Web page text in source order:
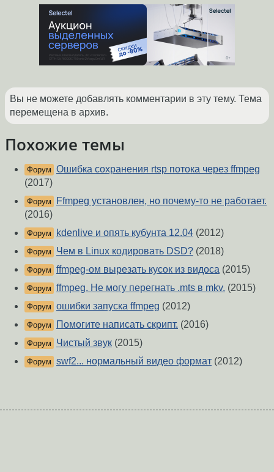
Вы не можете добавлять комментарии в эту тему. Тема
перемещена в архив.
Похожие темы
Форум Ошибка сохранения rtsp потока через ffmpeg
(2017)
Форум
Ffmpeg установлен, но почему-то не работает.
(2016)
Форум kdenlive и опять кубунта 12.04 (2012)
Форум Чем в Linux кодировать DSD? (2018)
Форум ffmpeg-ом вырезать кусок из видоса (2015)
Форум ffmpeg. Не могу перегнать .mts в mkv. (2015)
Форум ошибки запуска ffmpeg (2012)
Форум Помогите написать скрипт. (2016)
Форум Чистый звук (2015)
Форум swf2... нормальный видео формат (2012)